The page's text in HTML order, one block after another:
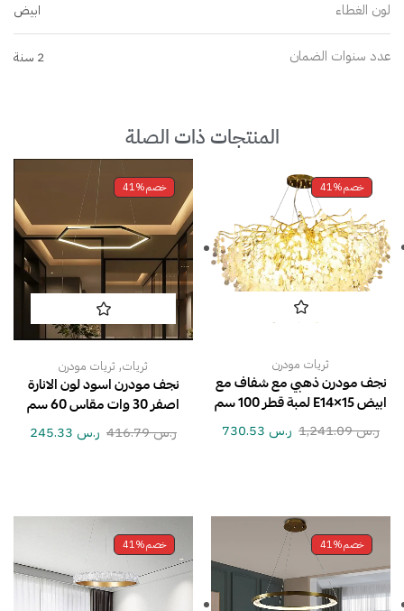
لون الغطاء ابيض
عدد سنوات الضمان 2 سنة
المنتجات ذات الصلة
خصم41%
ثريات مودرن
نجف مودرن ذهبي مع شفاف مع
ابيض E14×15 لمبة قطر 100 سم
ر.س1,241.09 ر.س
خصم41%
ثريات, ثريات مودرن
نجف مودرن اسود لون الانارة
اصفر 30 وات مقاس 60 سم
ر.س416.79 ر.س
خصم41% خصم41%